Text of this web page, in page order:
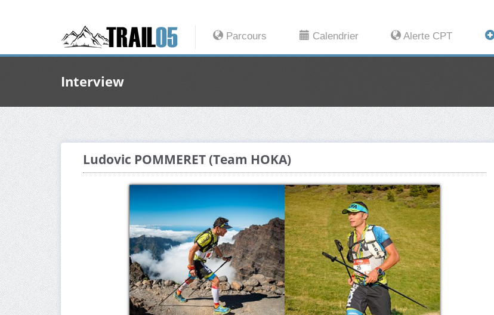
Parcours Calendrier Alerte CPT
Interview
Ludovic POMMERET (Team HOKA)